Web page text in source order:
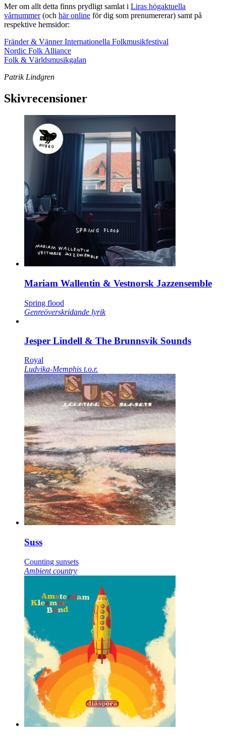
Mer om allt detta finns prydligt samlat i Liras högaktuella
vårnummer(och här online för dig som prenumererar) samt på
respektive hemsidor:
Fränder & Vänner Internationella Folkmusikfestival
Nordic Folk Alliance
Folk & Världsmusikgalan
Patrik Lindgren
Skivrecensioner
Mariam Wallentin & Vestnorsk Jazzensemble
Spring flood
Genreöverskridande lyrik
Jesper Lindell & The Brunnsvik Sounds
Royal
Ludvika-Memphis t.o.r.
Suss
Counting sunsets
Ambient country